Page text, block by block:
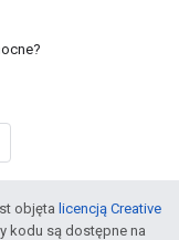
objęta licencją Creative
kodu są dostępne na